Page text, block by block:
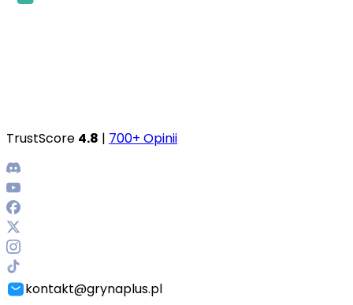
TrustScore 4.8 | 700+ Opinii
kontakt@grynaplus.pl